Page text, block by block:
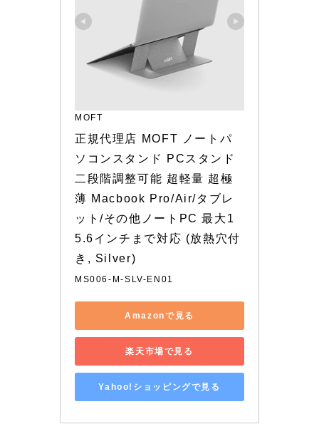
MOFT
正規代理店 MOFT ノートパ
ソコンスタンド PCスタンド
二段階調整可能 超軽量 超極
薄 Macbook Pro/Air/タブレ
ット/その他ノートPC 最大1
5.6インチまで対応 (放熱穴付
き, Silver)
MS006-M-SLV-EN01
Amazonで見る
楽天市場で見る
Yahoo!ショッピングで見る